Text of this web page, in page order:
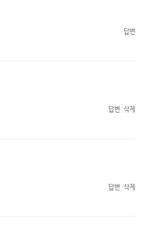
답변
답변 삭제
답변 삭제